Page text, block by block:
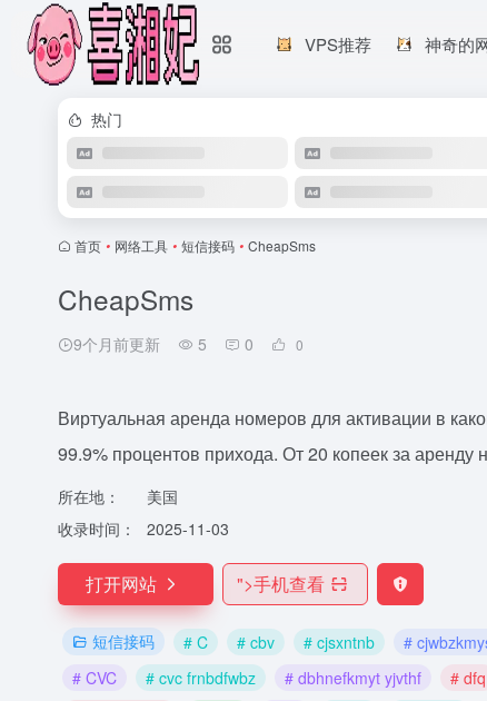
VPS推荐 神奇的
热门
首页 • 网络工具 • 短信接码 • CheapSms
CheapSms
9个月前更新 5 0 0
Виртуальная аренда номеров для активации в
99.9% процентов прихода. От 20 копеек за аренду
所在地：
美国
收录时间：
2025-11-03
打开网站 ">手机查看
短信接码 # C # cbv # cjsxntnb #
# CVC
# cvc frnbdfwbz # dbhnefkmyt yjvthf # dfq